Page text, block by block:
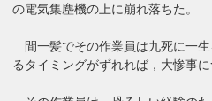
の電気集塵機の上に崩れ落ちた。
間一髪でその作業員は九死に一生
るタイミングがずれれば，大惨事に